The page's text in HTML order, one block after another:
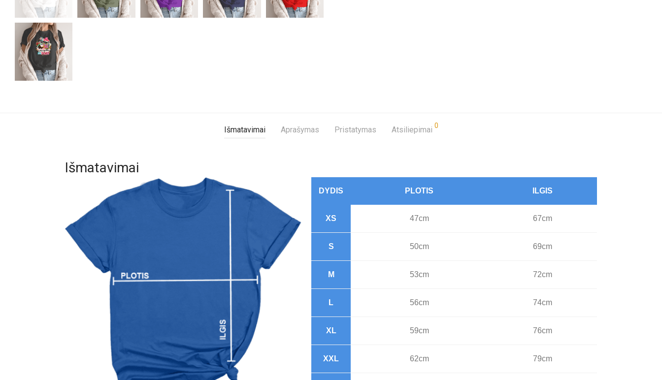
Išmatavimai Aprašymas Pristatymas Atsiliepimai 0
Išmatavimai
DYDIS PLOTIS ILGIS
XS 47cm 67cm
S 50cm 69cm
M 53cm 72cm
L 56cm 74cm
XL 59cm 76cm
XXL 62cm 79cm